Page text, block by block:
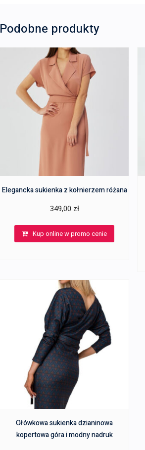
Podobne produkty
Elegancka sukienka z kołnierzem różana
349,00 zł
Kup online w promo cenie
Ołówkowa sukienka dzianinowa
kopertowa góra i modny nadruk